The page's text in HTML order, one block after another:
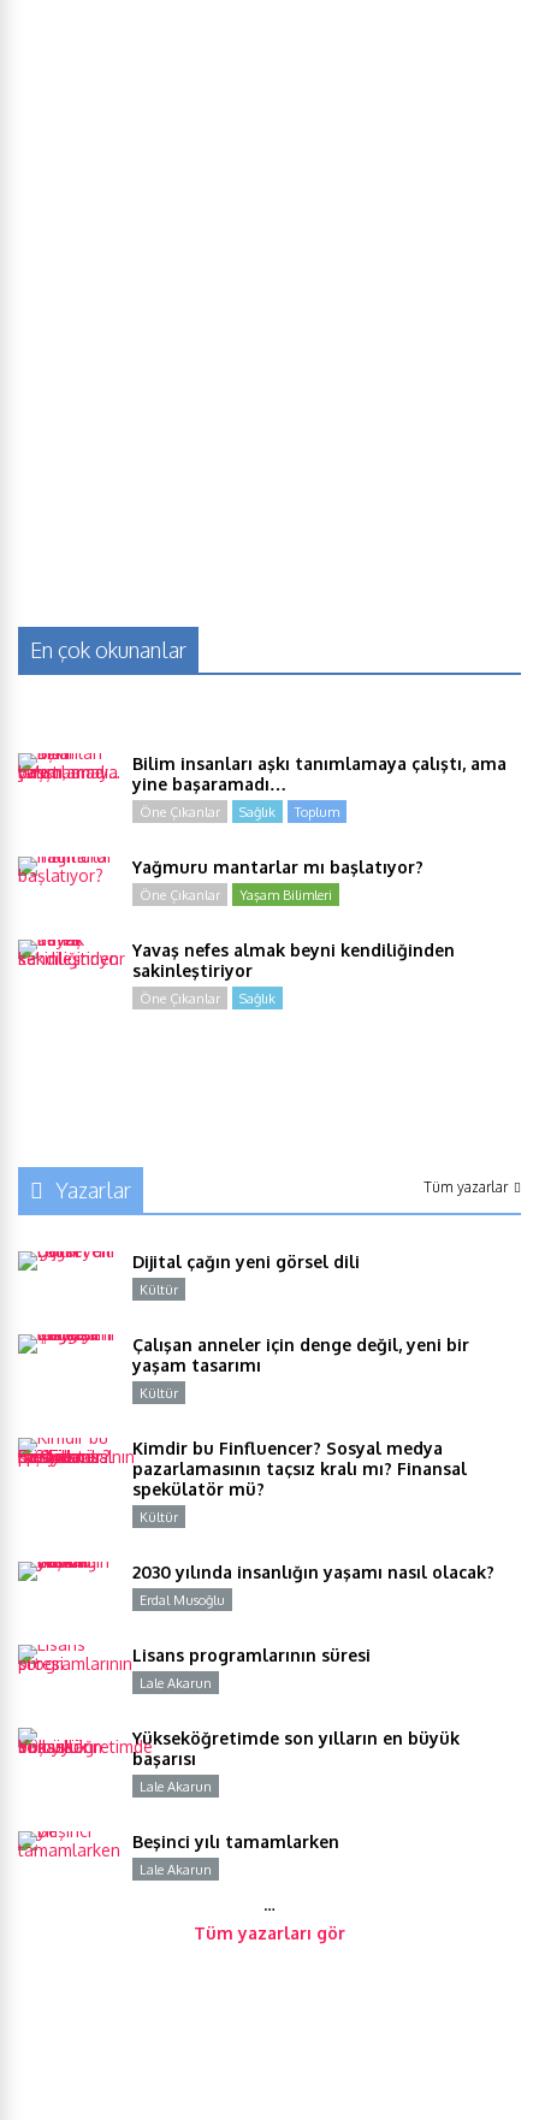
En çok okunanlar
Bilim insanları aşkı tanımlamaya çalıştı, ama
yine başaramadı…
Öne Çıkanlar Sağlık Toplum
Yağmuru mantarlar mı başlatıyor?
Öne Çıkanlar Yaşam Bilimleri
Yavaş nefes almak beyni kendiliğinden
sakinleştiriyor
Öne Çıkanlar Sağlık
Yazarlar Tüm yazarlar
Dijital çağın yeni görsel dili
Kültür
Çalışan anneler için denge değil, yeni bir
yaşam tasarımı
Kültür
Kimdir bu Finfluencer? Sosyal medya
pazarlamasının taçsız kralı mı? Finansal
spekülatör mü?
Kültür
2030 yılında insanlığın yaşamı nasıl olacak?
Erdal Musoğlu
Lisans programlarının süresi
Lale Akarun
Yükseköğretimde son yılların en büyük
başarısı
Lale Akarun
Beşinci yılı tamamlarken
Lale Akarun
…
Tüm yazarları gör